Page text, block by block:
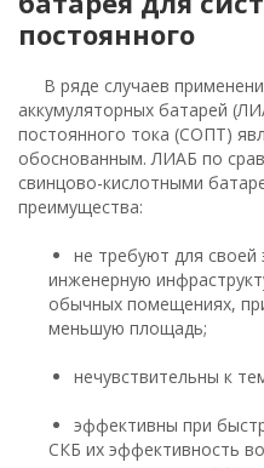
постоянного
В ряде случаев
аккумуляторных батарей
постоянного тока (СОПТ)
обоснованным. ЛИАБ по
свинцово-кислотными
преимущества:
не требуют для своей
инженерную
обычных помещениях,
меньшую площадь;
нечувствительны к
эффективны при
СКБ их эффективность